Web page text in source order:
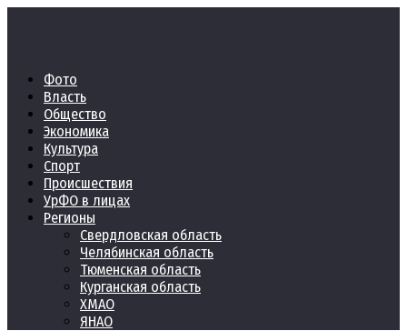
Фото
Власть
Общество
Экономика
Культура
Спорт
Происшествия
УрФО в лицах
Регионы
Свердловская область
Челябинская область
Тюменская область
Курганская область
ХМАО
ЯНАО